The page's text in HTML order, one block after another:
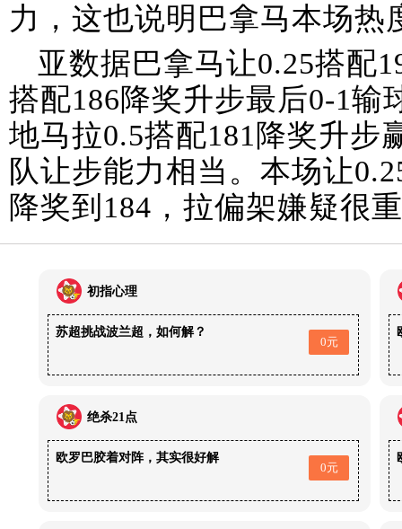
力，这也说明巴拿马本场热
亚数据巴拿马让0.25搭配
搭配186降奖升步最后0-1输
地马拉0.5搭配181降奖升步
队让步能力相当。本场让
降奖到184，拉偏架嫌疑很
初指心理
苏超挑战波兰超，如何解？
0元
绝杀21点
欧罗巴胶着对阵，其实很好解
0元